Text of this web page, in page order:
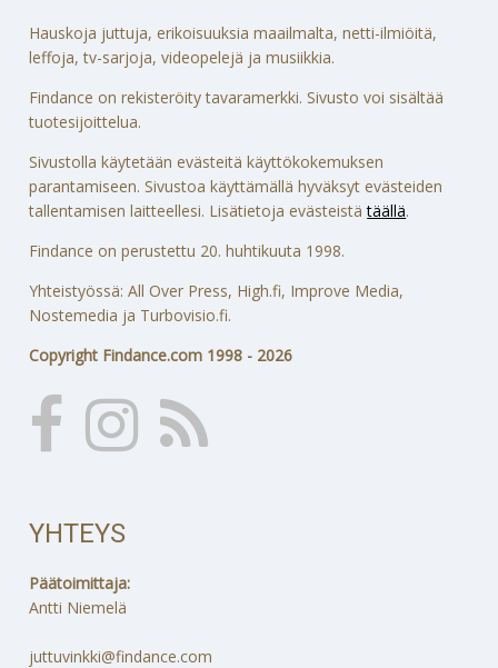
Hauskoja juttuja, erikoisuuksia maailmalta, netti-ilmiöitä,
leffoja, tv-sarjoja, videopelejä ja musiikkia.
Findance on rekisteröity tavaramerkki. Sivusto voi sisältää
tuotesijoittelua.
Sivustolla käytetään evästeitä käyttökokemuksen
parantamiseen. Sivustoa käyttämällä hyväksyt evästeiden
tallentamisen laitteellesi. Lisätietoja evästeistätäällä.
Findance on perustettu 20. huhtikuuta 1998.
Yhteistyössä: All Over Press, High.fi, Improve Media,
Nostemedia ja Turbovisio.fi.
Copyright Findance.com 1998 - 2026
YHTEYS
Päätoimittaja:
Antti Niemelä
juttuvinkki@findance.com